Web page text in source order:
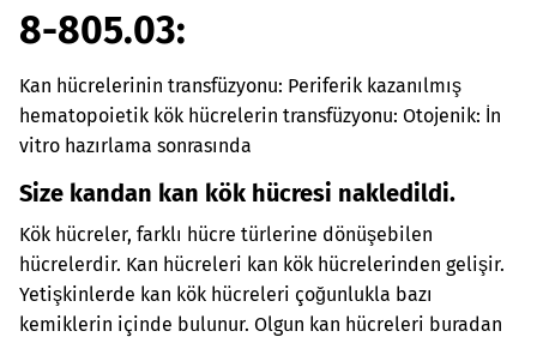
8-805.03:
Kan hücrelerinin transfüzyonu: Periferik kazanılmış
hematopoietik kök hücrelerin transfüzyonu: Otojenik: İn
vitro hazırlama sonrasında
Size kandan kan kök hücresi nakledildi.
Kök hücreler, farklı hücre türlerine dönüşebilen
hücrelerdir. Kan hücreleri kan kök hücrelerinden gelişir.
Yetişkinlerde kan kök hücreleri çoğunlukla bazı
kemiklerin içinde bulunur. Olgun kan hücreleri buradan